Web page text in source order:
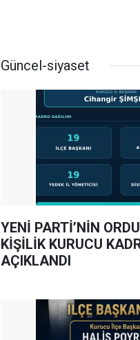
Güncel-siyaset
YENİ PARTİ’NİN
KİŞİLİK KURUCU
AÇIKLANDI